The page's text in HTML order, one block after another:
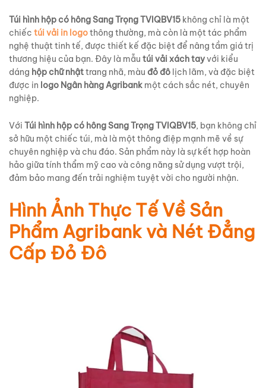
Túi hình hộp có hông Sang Trọng TVIQBV15 không chỉ là một
chiếc túi vải in logothông thường, mà còn là một tác phẩm
nghệ thuật tinh tế, được thiết kế đặc biệt để nâng tầm giá trị
thương hiệu của bạn. Đây là mẫu túi vải xách tayvới kiểu
dáng hộp chữ nhậttrang nhã, màu đỏ đô lịch lãm, và đặc biệt
được in logo Ngân hàng Agribank một cách sắc nét, chuyên
nghiệp.
Với Túi hình hộp có hông Sang Trọng TVIQBV15, bạn không chỉ
sở hữu một chiếc túi, mà là một thông điệp mạnh mẽ về sự
chuyên nghiệp và chu đáo. Sản phẩm này là sự kết hợp hoàn
hảo giữa tính thẩm mỹ cao và công năng sử dụng vượt trội,
đảm bảo mang đến trải nghiệm tuyệt vời cho người nhận.
Hình Ảnh Thực Tế Về Sản
Phẩm Agribank và Nét Đẳng
Cấp Đỏ Đô